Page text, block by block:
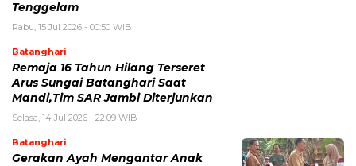
Tenggelam
Rabu, 15 Jul 2026 - 00:50 WIB
Batanghari
Remaja 16 Tahun Hilang Terseret
Arus Sungai Batanghari Saat
Mandi,Tim SAR Jambi Diterjunkan
Selasa, 14 Jul 2026 - 22:09 WIB
Batanghari
Gerakan Ayah Mengantar Anak